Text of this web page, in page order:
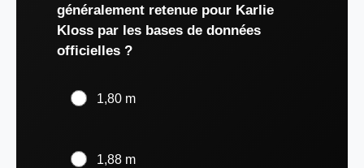
généralement retenue pour Karlie
Kloss par les bases de données
officielles ?
1,80 m
1,88 m